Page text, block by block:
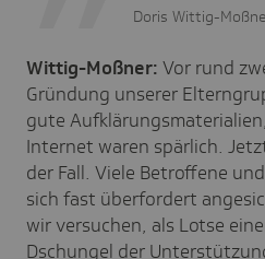
Doris Wittig-
Wittig-Moßner: Vor rund
Gründung unserer
gute
Internet waren spärlich.
der Fall. Viele Betroffene
sich fast überfordert
wir versuchen, als Lotse
Dschungel der